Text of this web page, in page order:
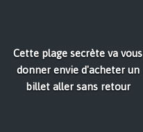
Cette plage secrète va vous
donner envie d'acheter un
billet aller sans retour